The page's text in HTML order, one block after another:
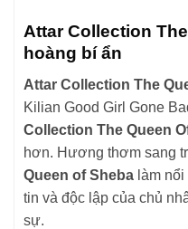
Attar Collection
hoàng bí ẩn
Attar Collection The
Kilian Good Girl Gone
Collection The Queen
hơn. Hương thơm sang
Queen of Sheba làm
tin và độc lập của chủ
sự.